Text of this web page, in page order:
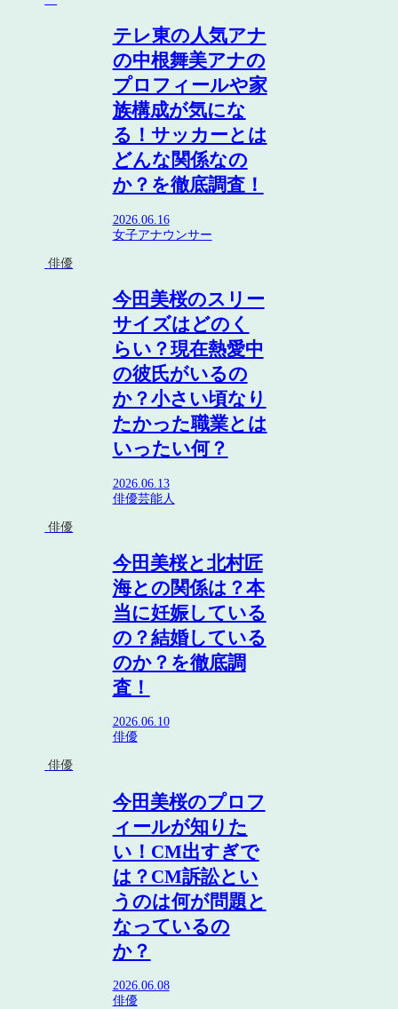
テレ東の人気アナ
の中根舞美アナの
プロフィールや家
族構成が気にな
る！サッカーとは
どんな関係なの
か？を徹底調査！
2026.06.16
女子アナウンサー
俳優
今田美桜のスリー
サイズはどのく
らい？現在熱愛中
の彼氏がいるの
か？小さい頃なり
たかった職業とは
いったい何？
2026.06.13
俳優芸能人
俳優
今田美桜と北村匠
海との関係は？本
当に妊娠している
の？結婚している
のか？を徹底調
査！
2026.06.10
俳優
俳優
今田美桜のプロフ
ィールが知りた
い！CM出すぎで
は？CM訴訟とい
うのは何が問題と
なっているの
か？
2026.06.08
俳優